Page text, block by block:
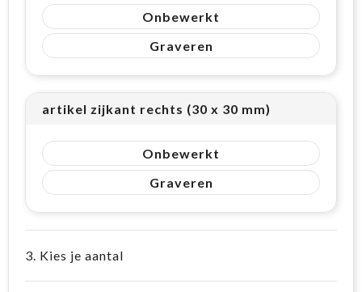
Onbewerkt
Graveren
artikel zijkant rechts (30 x 30 mm)
Onbewerkt
Graveren
3. Kies je aantal